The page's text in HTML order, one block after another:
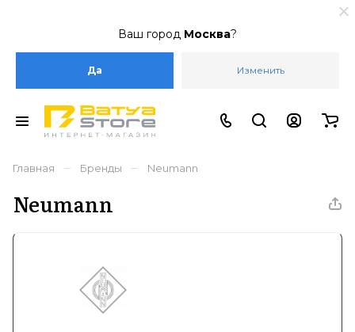
Ваш город Москва?
Да Изменить
Главная – Бренды – Neumann
Neumann